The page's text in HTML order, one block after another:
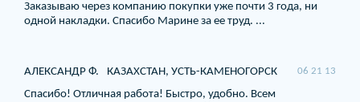
Заказываю через компанию покупки уже почти 3 года, ни
одной накладки. Спасибо Марине за ее труд. ...
АЛЕКСАНДР Ф. КАЗАХСТАН, УСТЬ-КАМЕНОГОРСК 06 21 13
Спасибо! Отличная работа! Быстро, удобно. Всем